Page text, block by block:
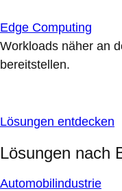
Edge Computing
Workloads näher an
bereitstellen.
Lösungen entdecken
Lösungen nach
Automobilindustrie